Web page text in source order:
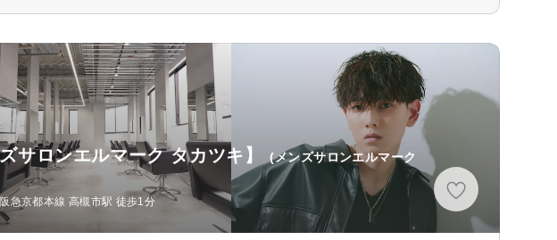
ロンエルマーク タカツキ】
(メンズサロンエルマーク
急京都本線 高槻市駅 徒歩1分